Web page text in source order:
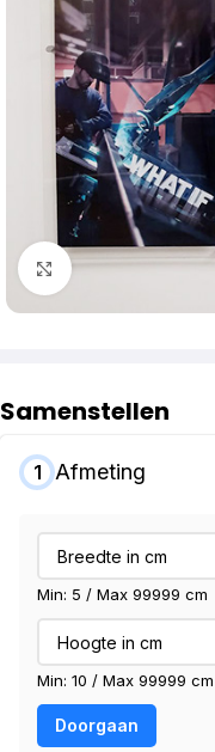
Klik om te vergroten
Samenstellen
1 Afmeting
Min: 5 / Max 99999 cm
Min: 10 / Max 99999 cm
Doorgaan